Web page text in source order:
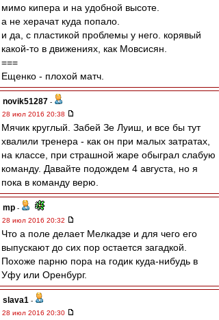
мимо кипера и на удобной высоте.
а не херачат куда попало.
и да, с пластикой проблемы у него. корявый
какой-то в движениях, как Мовсисян.
===
Ещенко - плохой матч.
novik51287 -
28 июл 2016 20:38
Мячик круглый. Забей Зе Луиш, и все бы тут
хвалили тренера - как он при малых затратах,
на классе, при страшной жаре обыграл слабую
команду. Давайте подождем 4 августа, но я
пока в команду верю.
mp -
28 июл 2016 20:32
Что а поле делает Мелкадзе и для чего его
выпускают до сих пор остается загадкой.
Похоже парню пора на годик куда-нибудь в
Уфу или Оренбург.
slava1 -
28 июл 2016 20:30